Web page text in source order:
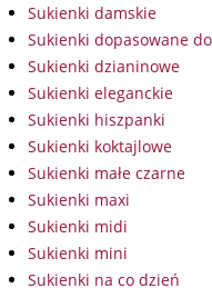
Sukienki damskie
Sukienki dopasowane
Sukienki dzianinowe
Sukienki eleganckie
Sukienki hiszpanki
Sukienki koktajlowe
Sukienki małe czarne
Sukienki maxi
Sukienki midi
Sukienki mini
Sukienki na co dzień